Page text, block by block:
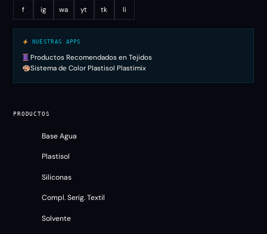
f ig wa yt tk li
NUESTRAS APPS
Productos Recomendados en Tejidos
Sistema de Color Plastisol Plastimix
PRODUCTOS
Base Agua
Plastisol
Siliconas
Compl. Serig. Textil
Solvente